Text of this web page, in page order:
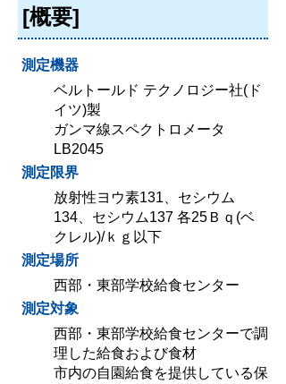
[概要]
測定機器
ベルトールド テクノロジー社(ド
イツ)製
ガンマ線スペクトロメータ
LB2045
測定限界
放射性ヨウ素131、セシウム
134、セシウム137 各25Ｂｑ(ベ
クレル)/ｋｇ以下
測定場所
西部・東部学校給食センター
測定対象
西部・東部学校給食センターで調
理した給食および食材
市内の自園給食を提供している保